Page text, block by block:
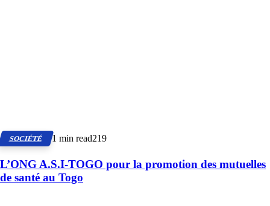
SOCIÉTÉ 1 min read219
L’ONG A.S.I-TOGO pour la promotion des mutuelles
de santé au Togo